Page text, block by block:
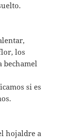
los
bechamel
si es
hojaldre a